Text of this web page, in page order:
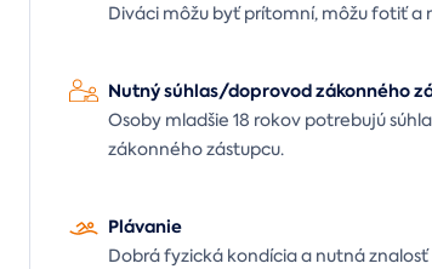
Diváci môžu byť prítomní, môžu fotiť a
Nutný súhlas/doprovod zákonného
Osoby mladšie 18 rokov potrebujú
zákonného zástupcu.
Plávanie
Dobrá fyzická kondícia a nutná znalosť